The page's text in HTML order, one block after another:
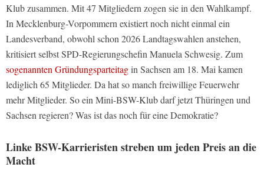
Klub zusammen. Mit 47 Mitgliedern zogen sie in den Wahlkampf.
In Mecklenburg-Vorpommern existiert noch nicht einmal ein
Landesverband, obwohl schon 2026 Landtagswahlen anstehen,
kritisiert selbst SPD-Regierungschefin Manuela Schwesig. Zum
sogenannten Gründungsparteitagin Sachsen am 18. Mai kamen
lediglich 65 Mitglieder. Da hat so manch freiwillige Feuerwehr
mehr Mitglieder. So ein Mini-BSW-Klub darf jetzt Thüringen und
Sachsen regieren? Was ist das noch für eine Demokratie?
Linke BSW-Karrieristen streben um jeden Preis an die
Macht